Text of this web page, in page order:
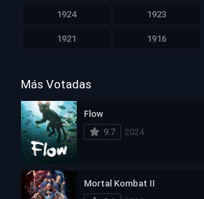
1924 1923
1921 1916
Más Votadas
Flow
9.7
2024
Mortal Kombat II